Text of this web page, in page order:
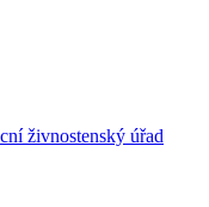
živnostenský úřad